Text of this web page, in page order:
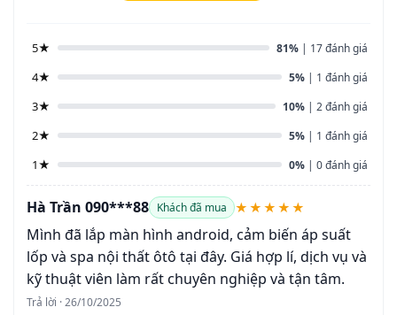
5★ 81% | 17 đánh giá
4★ 5% | 1 đánh giá
3★ 10% | 2 đánh giá
2★ 5% | 1 đánh giá
1★ 0% | 0 đánh giá
Hà Trần 090***88 Khách đã mua ★★★★★
Mình đã lắp màn hình android, cảm biến áp suất
lốp và spa nội thất ôtô tại đây. Giá hợp lí, dịch vụ và
kỹ thuật viên làm rất chuyên nghiệp và tận tâm.
Trả lời · 26/10/2025